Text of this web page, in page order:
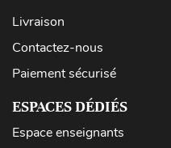
Livraison
Contactez-nous
Paiement sécurisé
ESPACES DÉDIÉS
Espace enseignants